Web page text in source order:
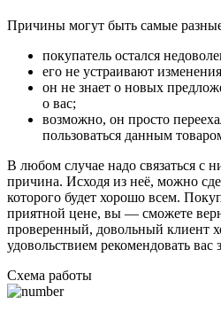
Причины могут быть самые
покупатель остался
его не устраивают
он не знает о новых
о вас;
возможно, он просто
пользоваться данным
В любом случае надо связаться с
причина. Исходя из неё, можно
которого будет хорошо всем.
приятной цене, вы — сможете
проверенный, довольный клиент
удовольствием рекомендовать вас
Схема работы